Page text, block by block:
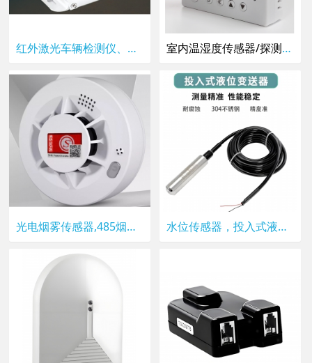
红外激光车辆检测仪、隧道应急车带智能照明专用,60米车辆探测 室内温湿度传感器/探测器/变送器/RS485/MODBUS协议,室内明装86盒
光电烟雾传感器,485烟雾探测器 水位传感器，投入式液位传感器